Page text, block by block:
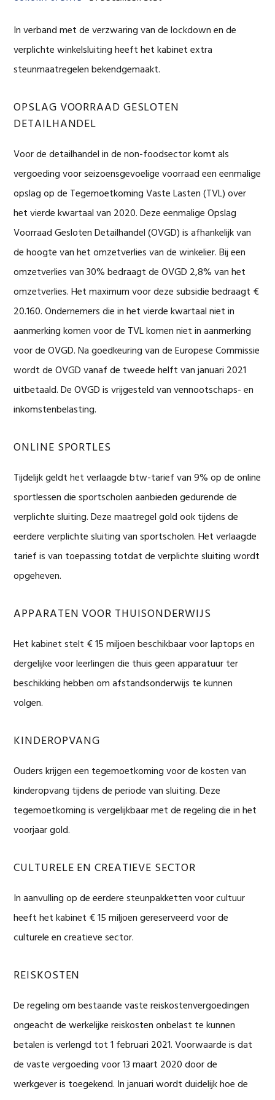
In verband met de verzwaring van de lockdown en de
verplichte winkelsluiting heeft het kabinet extra
steunmaatregelen bekendgemaakt.
OPSLAG VOORRAAD GESLOTEN
DETAILHANDEL
Voor de detailhandel in de non-foodsector komt als
vergoeding voor seizoensgevoelige voorraad een eenmalige
opslag op de Tegemoetkoming Vaste Lasten (TVL) over
het vierde kwartaal van 2020. Deze eenmalige Opslag
Voorraad Gesloten Detailhandel (OVGD) is afhankelijk van
de hoogte van het omzetverlies van de winkelier. Bij een
omzetverlies van 30% bedraagt de OVGD 2,8% van het
omzetverlies. Het maximum voor deze subsidie bedraagt €
20.160. Ondernemers die in het vierde kwartaal niet in
aanmerking komen voor de TVL komen niet in aanmerking
voor de OVGD. Na goedkeuring van de Europese Commissie
wordt de OVGD vanaf de tweede helft van januari 2021
uitbetaald. De OVGD is vrijgesteld van vennootschaps- en
inkomstenbelasting.
ONLINE SPORTLES
Tijdelijk geldt het verlaagde btw-tarief van 9% op de online
sportlessen die sportscholen aanbieden gedurende de
verplichte sluiting. Deze maatregel gold ook tijdens de
eerdere verplichte sluiting van sportscholen. Het verlaagde
tarief is van toepassing totdat de verplichte sluiting wordt
opgeheven.
APPARATEN VOOR THUISONDERWIJS
Het kabinet stelt € 15 miljoen beschikbaar voor laptops en
dergelijke voor leerlingen die thuis geen apparatuur ter
beschikking hebben om afstandsonderwijs te kunnen
volgen.
KINDEROPVANG
Ouders krijgen een tegemoetkoming voor de kosten van
kinderopvang tijdens de periode van sluiting. Deze
tegemoetkoming is vergelijkbaar met de regeling die in het
voorjaar gold.
CULTURELE EN CREATIEVE SECTOR
In aanvulling op de eerdere steunpakketten voor cultuur
heeft het kabinet € 15 miljoen gereserveerd voor de
culturele en creatieve sector.
REISKOSTEN
De regeling om bestaande vaste reiskostenvergoedingen
ongeacht de werkelijke reiskosten onbelast te kunnen
betalen is verlengd tot 1 februari 2021. Voorwaarde is dat
de vaste vergoeding voor 13 maart 2020 door de
werkgever is toegekend. In januari wordt duidelijk hoe de